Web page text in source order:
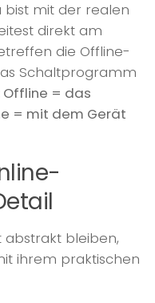
bist mit der realen
direkt am
die Offline-
Schaltprogramm
Offline = das
= mit dem Gerät
abstrakt bleiben,
ihrem praktischen